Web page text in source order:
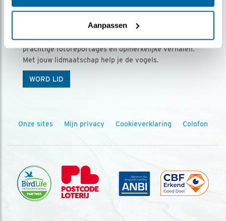
Aanpassen
Ontvang 5 x Vogels voor € 36,00 per jaar
Vogels is het tijdschrift voor onze leden, met
prachtige fotoreportages en opmerkelijke verhalen.
Met jouw lidmaatschap help je de vogels.
WORD LID
Onze sites Mijn privacy Cookieverklaring Colofon